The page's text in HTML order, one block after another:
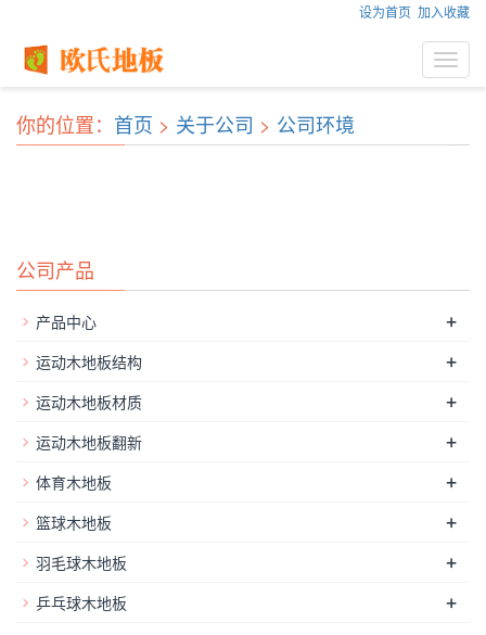
设为首页 加入收藏
你的位置： 首页 > 关于公司 > 公司环境
公司产品
产品中心 +
运动木地板结构 +
运动木地板材质 +
运动木地板翻新 +
体育木地板 +
篮球木地板 +
羽毛球木地板 +
乒乓球木地板 +